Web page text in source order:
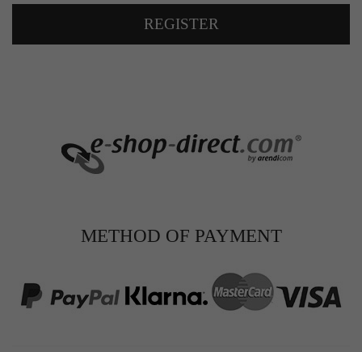
REGISTER
METHOD OF PAYMENT